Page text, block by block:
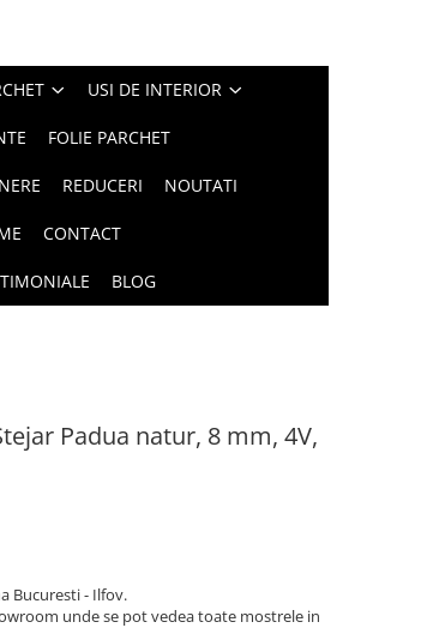
USI DE INTERIOR
FOLIE PARCHET
REDUCERI NOUTATI
CONTACT
BLOG
Padua natur, 8 mm, 4V,
Bucuresti - Ilfov.
unde se pot vedea toate mostrele in